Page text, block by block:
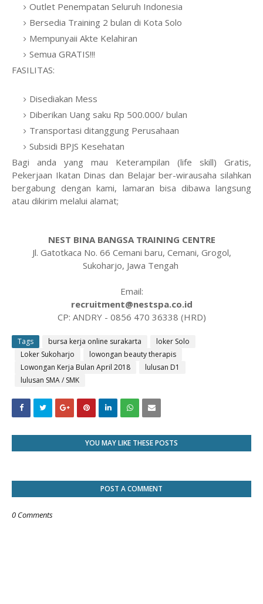
Outlet Penempatan Seluruh Indonesia
Bersedia Training 2 bulan di Kota Solo
Mempunyaii Akte Kelahiran
Semua GRATIS!!!
FASILITAS:
Disediakan Mess
Diberikan Uang saku Rp 500.000/ bulan
Transportasi ditanggung Perusahaan
Subsidi BPJS Kesehatan
Bagi anda yang mau Keterampilan (life skill) Gratis,
Pekerjaan Ikatan Dinas dan Belajar ber-wirausaha silahkan
bergabung dengan kami, lamaran bisa dibawa langsung
atau dikirim melalui alamat;
NEST BINA BANGSA TRAINING CENTRE
Jl. Gatotkaca No. 66 Cemani baru, Cemani, Grogol,
Sukoharjo, Jawa Tengah
Email:
recruitment@nestspa.co.id
CP: ANDRY - 0856 470 36338 (HRD)
Tags bursa kerja online surakarta
loker Solo
Loker Sukoharjo
lowongan beauty therapis
Lowongan Kerja Bulan April 2018
lulusan D1
lulusan SMA / SMK
YOU MAY LIKE THESE POSTS
POST A COMMENT
0 Comments